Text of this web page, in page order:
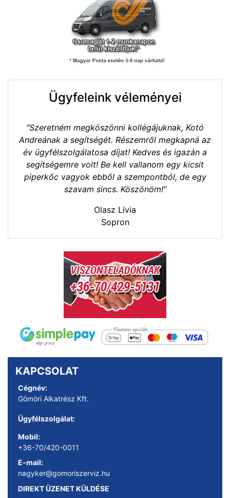
Ügyfeleink véleményei
"Szeretném megköszönni kollégájuknak, Kotó
Andreának a segítségét. Részemről megkapná az
év ügyfélszolgálatosa díjat! Kedves és igazán a
segítségemre volt! Be kell vallanom egy kicsit
piperkőc vagyok ebből a szempontból, de egy
szavam sincs. Köszönöm!"
Olasz Lívia
Sopron
KAPCSOLAT
Cégnév:
Gömöri Alkatrész Kft.
Ügyfélszolgálat:
Mobil:
+36-70/420-0011
E-mail:
nagyker@gomoriszerviz.hu
DIREKT ÜZENET KÜLDÉSE